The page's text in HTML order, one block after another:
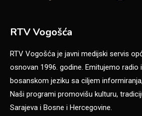
RTV Vogošća
RTV Vogošća je javni medijski servis
osnovan 1996. godine. Emitujemo radio
bosanskom jeziku sa ciljem
Naši programi promovišu kulturu,
Sarajeva i Bosne i Hercegovine.